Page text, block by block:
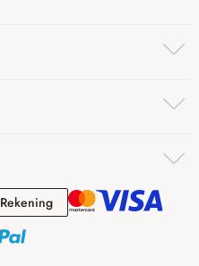
RekeningRekening